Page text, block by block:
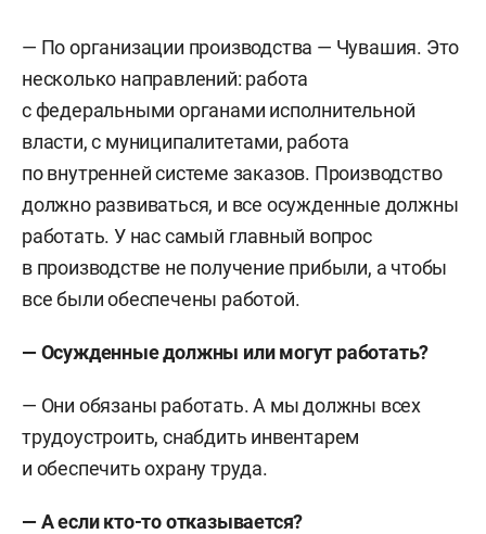
— По организации производства — Чувашия. Это
несколько направлений: работа
с федеральными органами исполнительной
власти, с муниципалитетами, работа
по внутренней системе заказов. Производство
должно развиваться, и все осужденные должны
работать. У нас самый главный вопрос
в производстве не получение прибыли, а чтобы
все были обеспечены работой.
— Осужденные должны или могут работать?
— Они обязаны работать. А мы должны всех
трудоустроить, снабдить инвентарем
и обеспечить охрану труда.
— А если кто-то отказывается?